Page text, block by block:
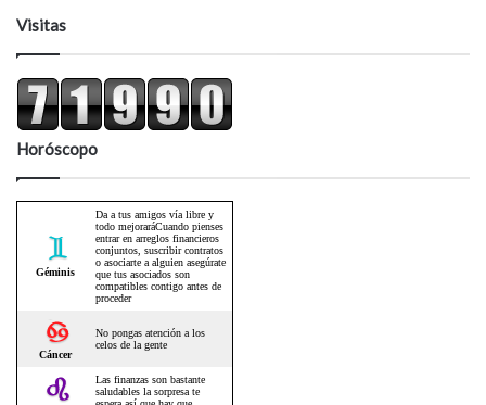
Visitas
Horóscopo